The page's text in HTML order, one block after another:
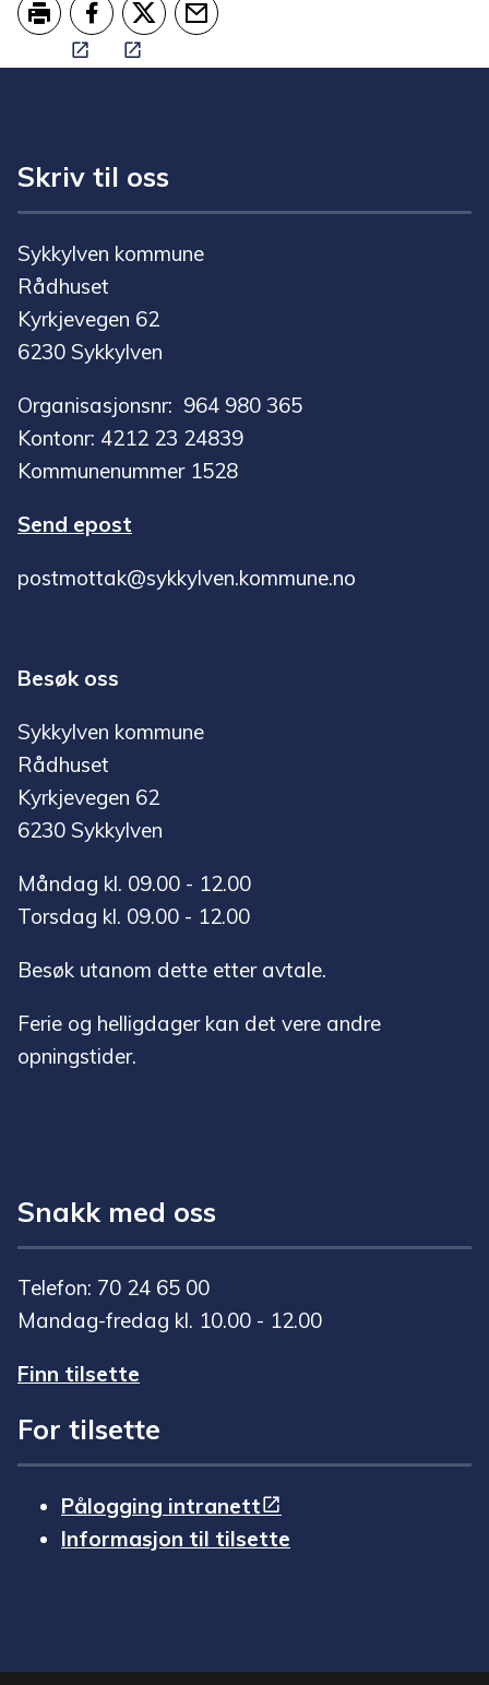
Skriv utDel på Facebook
Del på Twitter
Skriv til oss
Sykkylven kommune
Rådhuset
Kyrkjevegen 62
6230 Sykkylven
Organisasjonsnr: 964 980 365
Kontonr: 4212 23 24839
Kommunenummer 1528
Send epost
postmottak@sykkylven.kommune.no
Besøk oss
Sykkylven kommune
Rådhuset
Kyrkjevegen 62
6230 Sykkylven
Måndag kl. 09.00 - 12.00
Torsdag kl. 09.00 - 12.00
Besøk utanom dette etter avtale.
Ferie og helligdager kan det vere andre
opningstider.
Snakk med oss
Telefon: 70 24 65 00
Mandag-fredag kl. 10.00 - 12.00
Finn tilsette
For tilsette
Pålogging intranett
Informasjon til tilsette